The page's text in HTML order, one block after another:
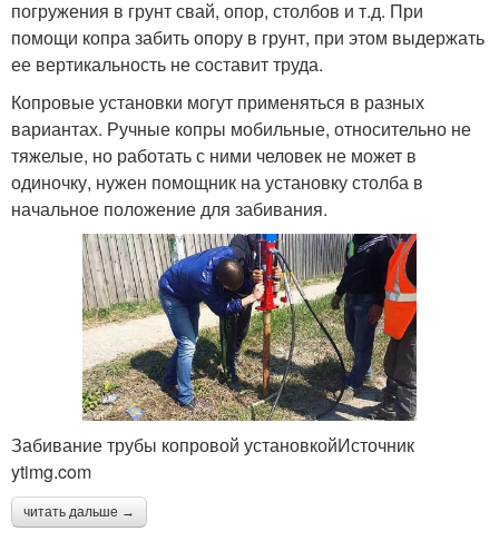
погружения в грунт свай, опор, столбов и т.д. При
помощи копра забить опору в грунт, при этом выдержать
ее вертикальность не составит труда.
Копровые установки могут применяться в разных
вариантах. Ручные копры мобильные, относительно не
тяжелые, но работать с ними человек не может в
одиночку, нужен помощник на установку столба в
начальное положение для забивания.
Забивание трубы копровой установкойИсточник
ytimg.com
читать дальше →